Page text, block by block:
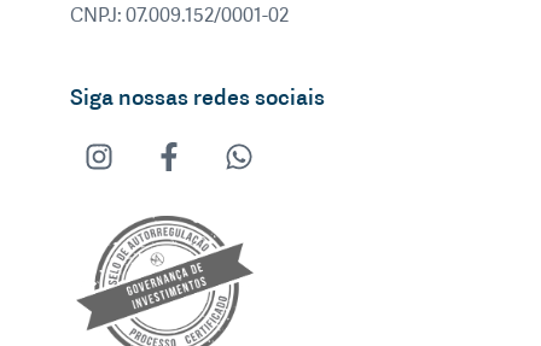
CNPJ: 07.009.152/0001-02
Siga nossas redes sociais